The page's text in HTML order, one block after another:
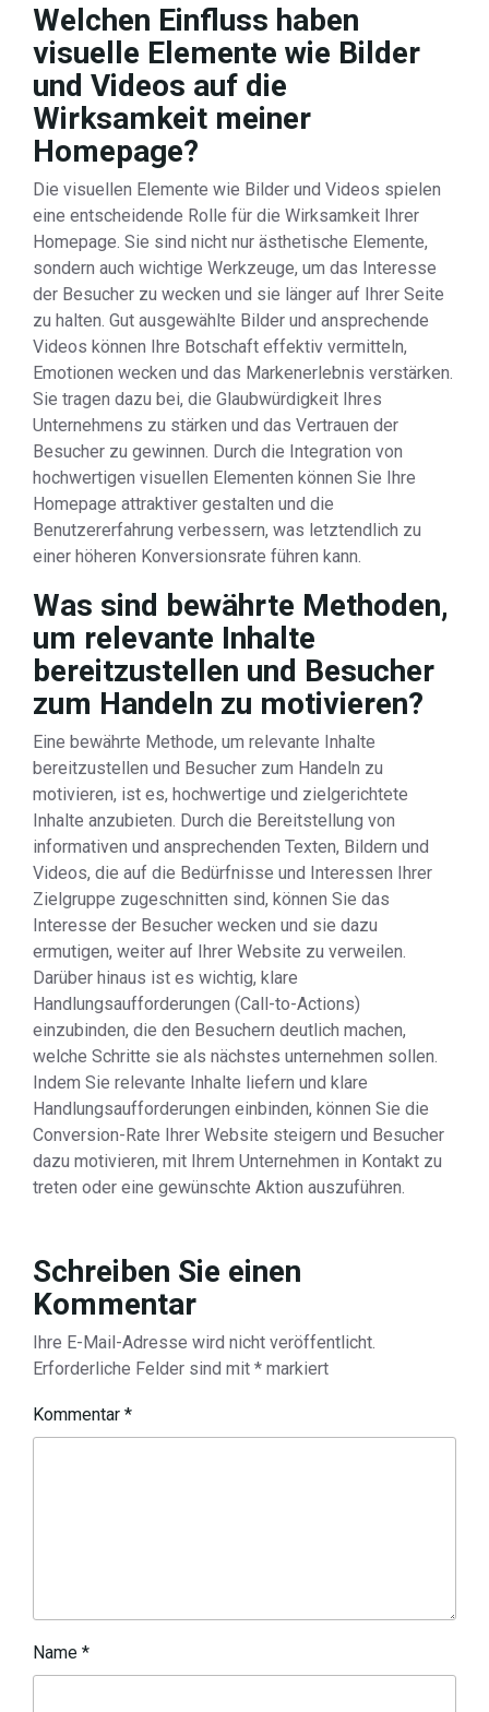
Welchen Einfluss haben
visuelle Elemente wie Bilder
und Videos auf die
Wirksamkeit meiner
Homepage?
Die visuellen Elemente wie Bilder und Videos spielen
eine entscheidende Rolle für die Wirksamkeit Ihrer
Homepage. Sie sind nicht nur ästhetische Elemente,
sondern auch wichtige Werkzeuge, um das Interesse
der Besucher zu wecken und sie länger auf Ihrer Seite
zu halten. Gut ausgewählte Bilder und ansprechende
Videos können Ihre Botschaft effektiv vermitteln,
Emotionen wecken und das Markenerlebnis verstärken.
Sie tragen dazu bei, die Glaubwürdigkeit Ihres
Unternehmens zu stärken und das Vertrauen der
Besucher zu gewinnen. Durch die Integration von
hochwertigen visuellen Elementen können Sie Ihre
Homepage attraktiver gestalten und die
Benutzererfahrung verbessern, was letztendlich zu
einer höheren Konversionsrate führen kann.
Was sind bewährte Methoden,
um relevante Inhalte
bereitzustellen und Besucher
zum Handeln zu motivieren?
Eine bewährte Methode, um relevante Inhalte
bereitzustellen und Besucher zum Handeln zu
motivieren, ist es, hochwertige und zielgerichtete
Inhalte anzubieten. Durch die Bereitstellung von
informativen und ansprechenden Texten, Bildern und
Videos, die auf die Bedürfnisse und Interessen Ihrer
Zielgruppe zugeschnitten sind, können Sie das
Interesse der Besucher wecken und sie dazu
ermutigen, weiter auf Ihrer Website zu verweilen.
Darüber hinaus ist es wichtig, klare
Handlungsaufforderungen (Call-to-Actions)
einzubinden, die den Besuchern deutlich machen,
welche Schritte sie als nächstes unternehmen sollen.
Indem Sie relevante Inhalte liefern und klare
Handlungsaufforderungen einbinden, können Sie die
Conversion-Rate Ihrer Website steigern und Besucher
dazu motivieren, mit Ihrem Unternehmen in Kontakt zu
treten oder eine gewünschte Aktion auszuführen.
Schreiben Sie einen
Kommentar
Ihre E-Mail-Adresse wird nicht veröffentlicht.
Erforderliche Felder sind mit * markiert
Kommentar *
Name *